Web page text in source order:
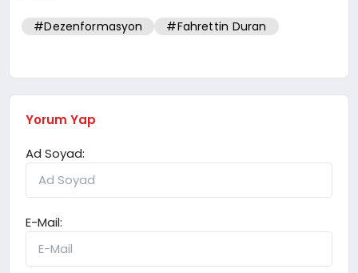
#Dezenformasyon #Fahrettin Duran
Yorum Yap
Ad Soyad:
E-Mail: